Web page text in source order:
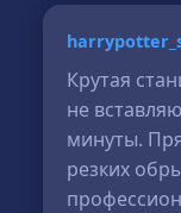
Крутая
не
минуты.
резких